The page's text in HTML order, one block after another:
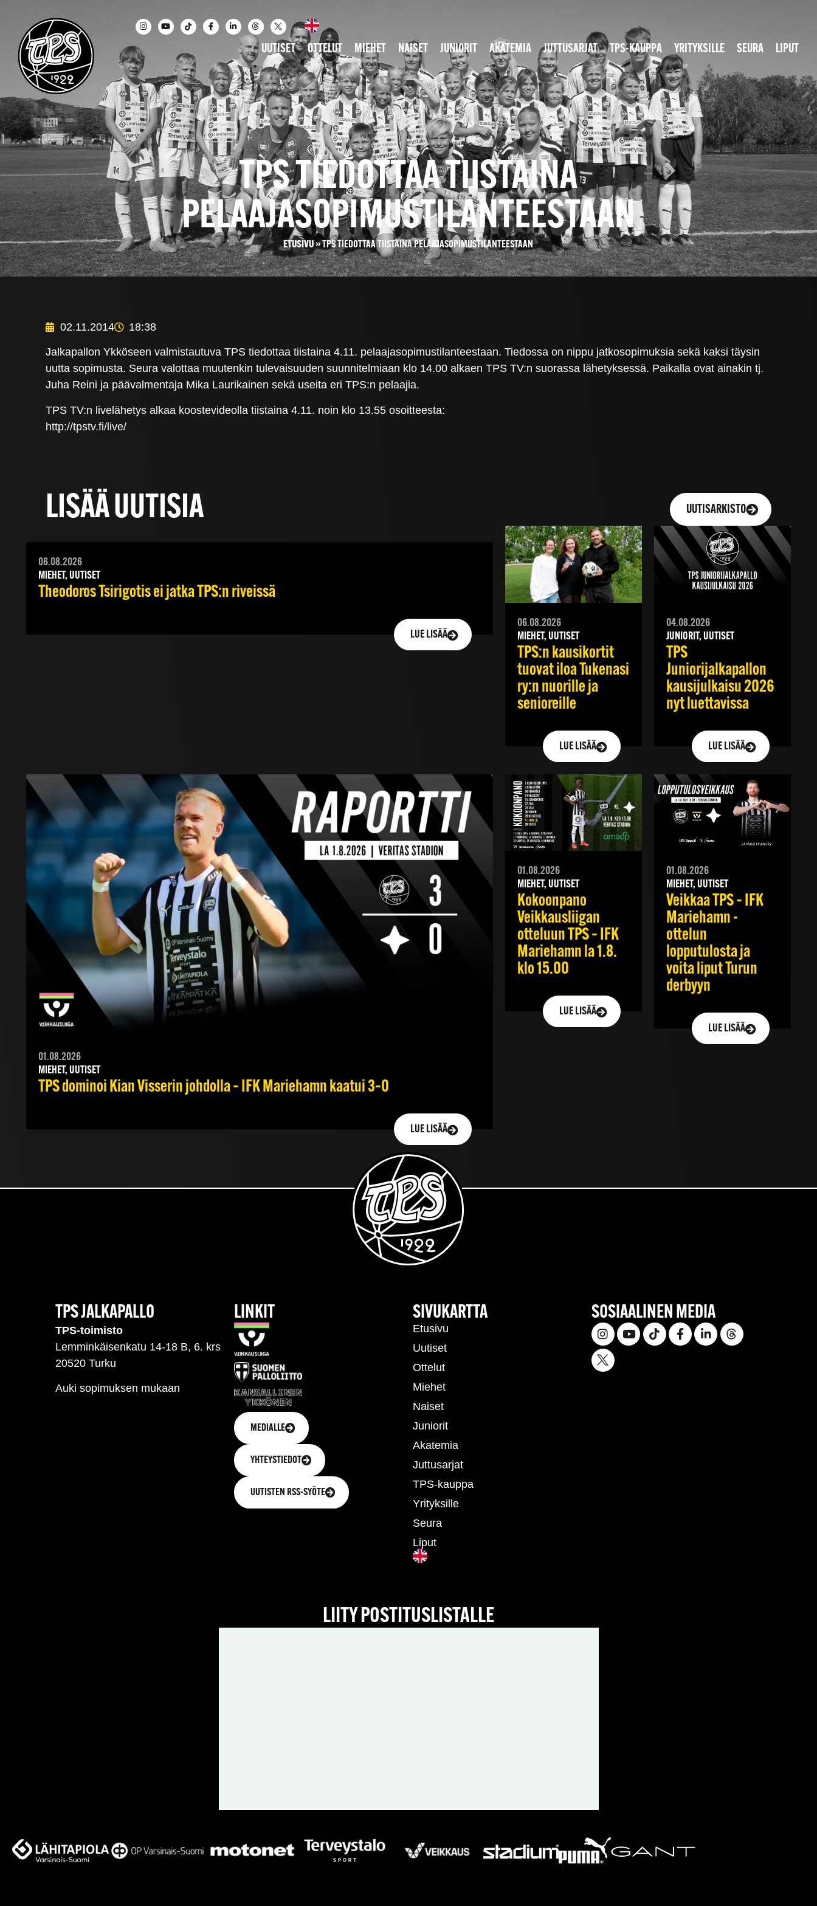
UUTISET OTTELUT MIEHET NAISET JUNIORIT AKATEMIA JUTTUSARJAT TPS-KAUPPA YRITYKSILLE SEURA LIPUT
TPS TIEDOTTAA TIISTAINA
PELAAJASOPIMUSTILANTEESTAAN
ETUSIVU»TPS TIEDOTTAA TIISTAINA PELAAJASOPIMUSTILANTEESTAAN
02.11.2014 18:38
Jalkapallon Ykköseen valmistautuva TPS tiedottaa tiistaina 4.11. pelaajasopimustilanteestaan. Tiedossa on nippu jatkosopimuksia sekä kaksi täysin
uutta sopimusta. Seura valottaa muutenkin tulevaisuuden suunnitelmiaan klo 14.00 alkaen TPS TV:n suorassa lähetyksessä. Paikalla ovat ainakin tj.
Juha Reini ja päävalmentaja Mika Laurikainen sekä useita eri TPS:n pelaajia.
TPS TV:n livelähetys alkaa koostevideolla tiistaina 4.11. noin klo 13.55 osoitteesta:
http://tpstv.fi/live/
LISÄÄ UUTISIA UUTISARKISTO
06.08.2026
MIEHET, UUTISET
Theodoros Tsirigotis ei jatka TPS:n riveissä
LUE LISÄÄ
06.08.2026
MIEHET, UUTISET
TPS:n kausikortit
tuovat iloa Tukenasi
ry:n nuorille ja
senioreille
LUE LISÄÄ
04.08.2026
JUNIORIT, UUTISET
TPS
Juniorijalkapallon
kausijulkaisu 2026
nyt luettavissa
LUE LISÄÄ
01.08.2026
MIEHET, UUTISET
TPS dominoi Kian Visserin johdolla – IFK Mariehamn kaatui 3–0
LUE LISÄÄ
01.08.2026
MIEHET, UUTISET
Kokoonpano
Veikkausliigan
otteluun TPS – IFK
Mariehamn la 1.8.
klo 15.00
LUE LISÄÄ
01.08.2026
MIEHET, UUTISET
Veikkaa TPS – IFK
Mariehamn -
ottelun
lopputulosta ja
voita liput Turun
derbyyn
LUE LISÄÄ
TPS JALKAPALLO
TPS-toimisto
Lemminkäisenkatu 14-18 B, 6. krs
20520 Turku
Auki sopimuksen mukaan
LINKIT
MEDIALLE
YHTEYSTIEDOT
UUTISTEN RSS-SYÖTE
SIVUKARTTA
Etusivu
Uutiset
Ottelut
Miehet
Naiset
Juniorit
Akatemia
Juttusarjat
TPS-kauppa
Yrityksille
Seura
Liput
SOSIAALINEN MEDIA
LIITY POSTITUSLISTALLE